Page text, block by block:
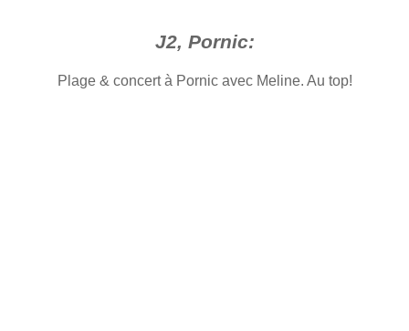
J2, Pornic:
Plage & concert à Pornic avec Meline. Au top!